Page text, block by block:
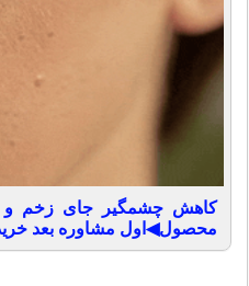
محصول◀اول مشاوره بعد